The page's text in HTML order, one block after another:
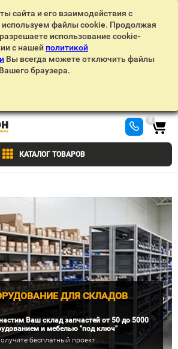
сайта и его взаимодействия с
файлы cookie. Продолжая
использование cookie-
с нашей политикой
Вы всегда можете отключить файлы
браузера.
КАТАЛОГ ТОВАРОВ
0
ДЛЯ СКЛАДОВ
Ваш склад запчастей от 50 до 5000
и мебелью "под ключ"
бесплатный проект.